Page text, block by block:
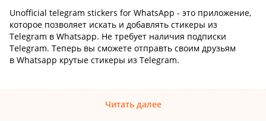
Unofficial telegram stickers for WhatsApp - это приложение,
которое позволяет искать и добавлять стикеры из
Telegram в Whatsapp. Не требует наличия подписки
Telegram. Теперь вы сможете отправть своим друзьям
в Whatsapp крутые стикеры из Telegram.
Читать далее